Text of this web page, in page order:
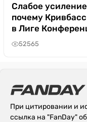
Слабое
почему
в Лиге
52565
При цитировании и
ссылка на "FanDay"